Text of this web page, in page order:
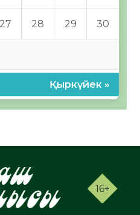
27 28 29 30
Қыркүйек »
16+